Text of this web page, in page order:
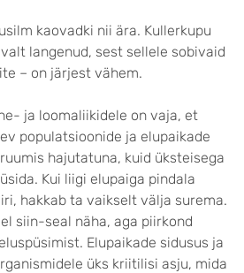
kaovadki nii ära. Kullerkupu
langenud, sest sellele sobivaid
– on järjest vähem.
ja loomaliikidele on vaja, et
populatsioonide ja elupaikade
hajutatuna, kuid üksteisega
Kui liigi elupaiga pindala
hakkab ta vaikselt välja surema.
siin-seal näha, aga piirkond
Elupaikade sidusus ja
üks kriitilisi asju, mida